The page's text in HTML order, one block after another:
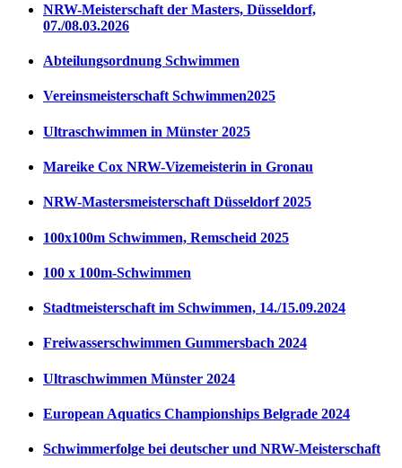
NRW-Meisterschaft der Masters, Düsseldorf,
07./08.03.2026
Abteilungsordnung Schwimmen
Vereinsmeisterschaft Schwimmen2025
Ultraschwimmen in Münster 2025
Mareike Cox NRW-Vizemeisterin in Gronau
NRW-Mastersmeisterschaft Düsseldorf 2025
100x100m Schwimmen, Remscheid 2025
100 x 100m-Schwimmen
Stadtmeisterschaft im Schwimmen, 14./15.09.2024
Freiwasserschwimmen Gummersbach 2024
Ultraschwimmen Münster 2024
European Aquatics Championships Belgrade 2024
Schwimmerfolge bei deutscher und NRW-Meisterschaft